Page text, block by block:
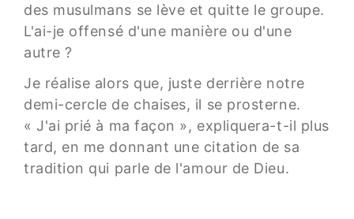
des musulmans se lève et quitte le groupe.
L'ai-je offensé d'une manière ou d'une
autre ?
Je réalise alors que, juste derrière notre
demi-cercle de chaises, il se prosterne.
« J'ai prié à ma façon », expliquera-t-il plus
tard, en me donnant une citation de sa
tradition qui parle de l'amour de Dieu.